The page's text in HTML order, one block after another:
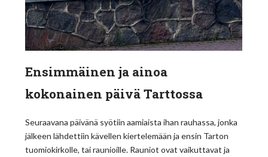
Ensimmäinen ja ainoa
kokonainen päivä Tarttossa
Seuraavana päivänä syötiin aamiaista ihan rauhassa, jonka
jälkeen lähdettiin kävellen kiertelemään ja ensin Tarton
tuomiokirkolle, tai raunioille. Rauniot ovat vaikuttavat ja